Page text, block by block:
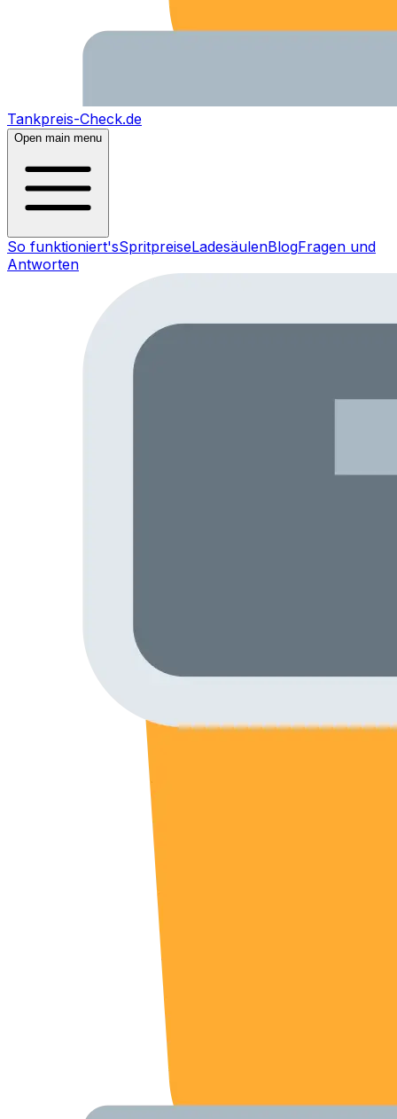
Tankpreis-Check.de
Open main menu
So funktioniert'sSpritpreiseLadesäulenBlogFragen und
Antworten